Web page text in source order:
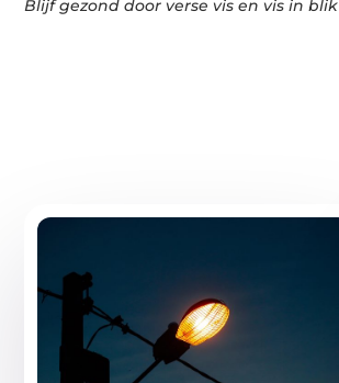
Blijf gezond door verse vis en vis in blik